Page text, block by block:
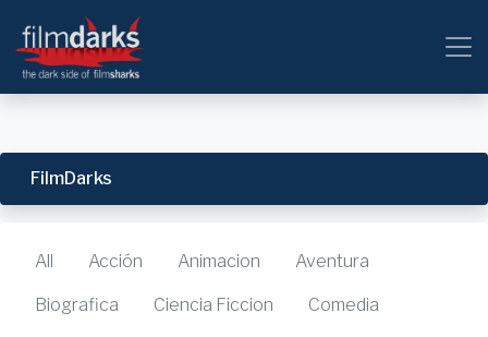
FilmDarks
All Acción Animacion Aventura
Biografica Ciencia Ficcion Comedia